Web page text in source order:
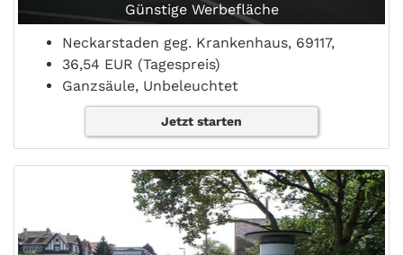
Günstige Werbefläche
Neckarstaden geg. Krankenhaus, 69117,
36,54 EUR (Tagespreis)
Ganzsäule, Unbeleuchtet
Jetzt starten